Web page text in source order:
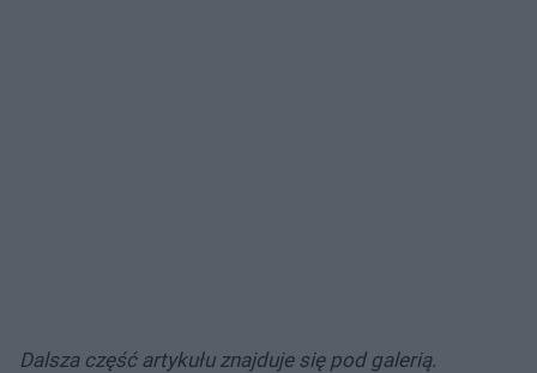
Dalsza część artykułu znajduje się pod galerią.